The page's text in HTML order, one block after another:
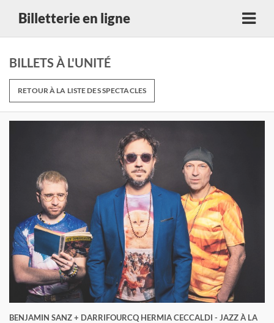
Billetterie en ligne
BILLETS À L'UNITÉ
RETOUR À LA LISTE DES SPECTACLES
BENJAMIN SANZ + DARRIFOURCQ HERMIA CECCALDI - JAZZ À LA